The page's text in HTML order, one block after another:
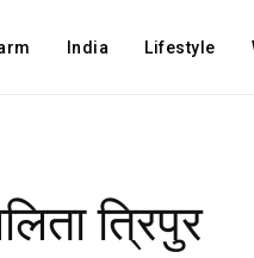
India Lifestyle
त्रिपुर